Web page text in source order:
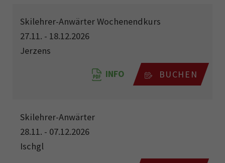
Skilehrer-Anwärter Wochenendkurs
27.11. - 18.12.2026
Jerzens
INFO BUCHEN
Skilehrer-Anwärter
28.11. - 07.12.2026
Ischgl